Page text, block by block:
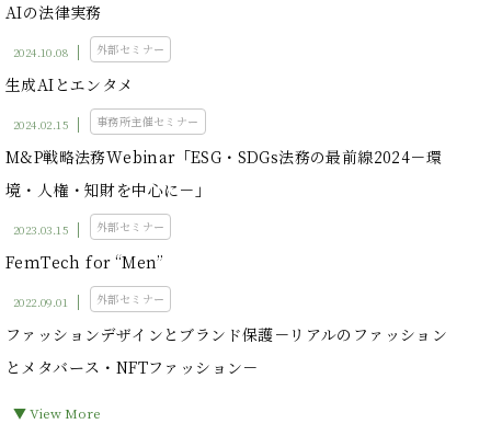
AIの法律実務
2024.10.08
生成AIとエンタメ
外部セミナー
2024.02.15
M&P戦略法務Webinar「ESG・SDGs法務の最前線2024－環
境・人権・知財を中心に－」
事務所主催セミナー
2023.03.15
FemTech for “Men”
外部セミナー
2022.09.01
ファッションデザインとブランド保護－リアルのファッション
とメタバース・NFTファッション－
外部セミナー
▼ View More